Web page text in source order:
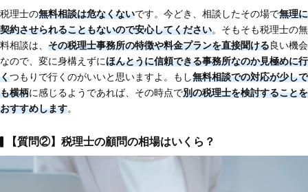
税理士の無料相談は危なくないです。今どき、相談したその場で無理に
契約させられることもないので安心してください。そもそも税理士の無
料相談は、 その税理士事務所の特徴や料金プランを直接聞ける良い機会
なので、変に身構えずにほんとうに信頼できる事務所なのか見極めに行
くつもりで行くのがいいと思いますよ。もし無料相談での対応が少しで
も横柄に感じるようであれば、その時点で別の税理士を検討することを
おすすめします。
【質問②】税理士の顧問の相場はいくら？